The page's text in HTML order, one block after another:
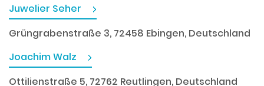
Juwelier Seher
Grüngrabenstraße 3, 72458 Ebingen, Deutschland
Joachim Walz
Ottilienstraße 5, 72762 Reutlingen, Deutschland